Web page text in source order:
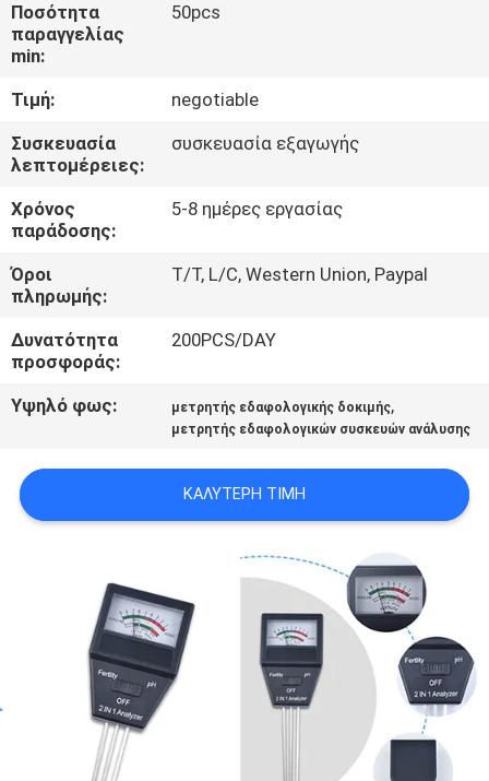
ΠΟΙΟΤΙΚΌΣ
ΈΛΕΓΧΟΣ
ΕΠΑΦΉ
ΝΈΑ
ΌΛΕΣ
ΟΙ
ΠΕΡΙΠΤΏΣΕΙΣ
PRIVACY
Ποσότητα
παραγγελίας
min:
50pcs
Τιμή:
negotiable
Συσκευασία
λεπτομέρειες:
συσκευασία εξαγωγής
Χρόνος
παράδοσης:
5-8 ημέρες εργασίας
Όροι
πληρωμής:
T/T, L/C, Western Union, Paypal
Δυνατότητα
προσφοράς:
200PCS/DAY
Υψηλό φως: μετρητής εδαφολογικής δοκιμής,
μετρητής εδαφολογικών συσκευών ανάλυσης
ΚΑΛΎΤΕΡΗ ΤΙΜΉ